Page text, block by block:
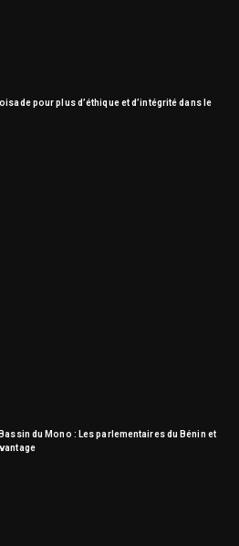
pour plus d’éthique et d’intégrité dans le
du Mono : Les parlementaires du Bénin et